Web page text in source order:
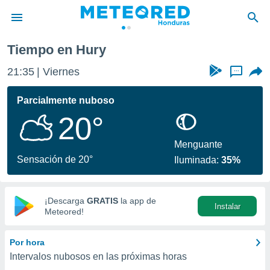
de
ha sido
que se
calidad.
a este
las
y
digital
basada
Tiempo en Hury
21:35 Viernes ...
Parcialmente nuboso
20°
Sensación de 20°
Menguante
Iluminada:35%
¡Descarga GRATIS la app de
Meteored!
Instalar
Por hora
Intervalos nubosos en las próximas horas